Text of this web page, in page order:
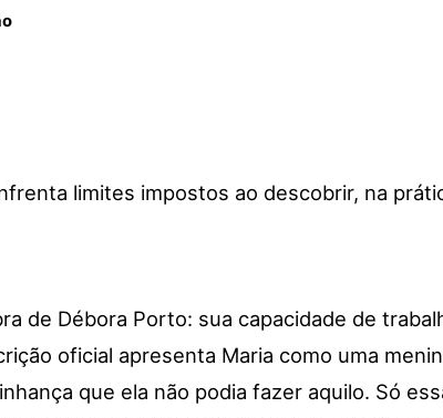
limites impostos ao descobrir, na
de Débora Porto: sua capacidade de
oficial apresenta Maria como uma
que ela não podia fazer aquilo. Só